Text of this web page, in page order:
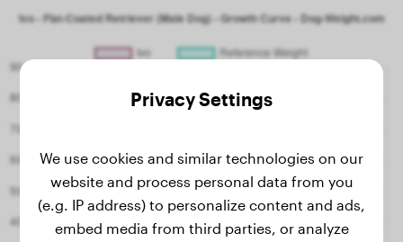
5.1 months 54.00 lbs
50.30 lbs
47.60 lbs
4.2 months
4.1 months 43.20 lbs
3.9 months 42.10 lbs
3.7 months 39.50 lbs
Privacy Settings
We use cookies and similar technologies on our
website and process personal data from you
(e.g. IP address) to personalize content and ads,
embed media from third parties, or analyze